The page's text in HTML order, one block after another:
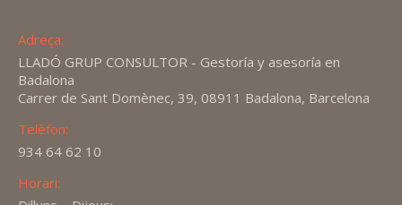
Adreça:
LLADÓ GRUP CONSULTOR - Gestoría y asesoría en
Badalona
Carrer de Sant Domènec, 39, 08911 Badalona, Barcelona
Telèfon:
934 64 62 10
Horari: